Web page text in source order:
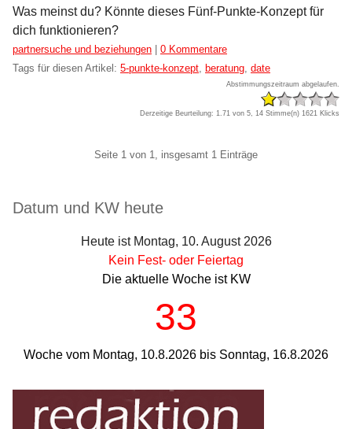
Was meinst du? Könnte dieses Fünf-Punkte-Konzept für
dich funktionieren?
Kategorien:
partnersuche und beziehungen
0 Kommentare
Tags für diesen Artikel: 5-punkte-konzept, beratung, date
Abstimmungszeitraum abgelaufen.
Derzeitige Beurteilung: 1.71 von 5, 14 Stimme(n) 1621 Klicks
Seite 1 von 1, insgesamt 1 Einträge
Seitenleiste
Datum und KW heute
Heute ist Montag, 10. August 2026
Kein Fest- oder Feiertag
Die aktuelle Woche ist KW
33
Woche vom Montag, 10.8.2026 bis Sonntag, 16.8.2026